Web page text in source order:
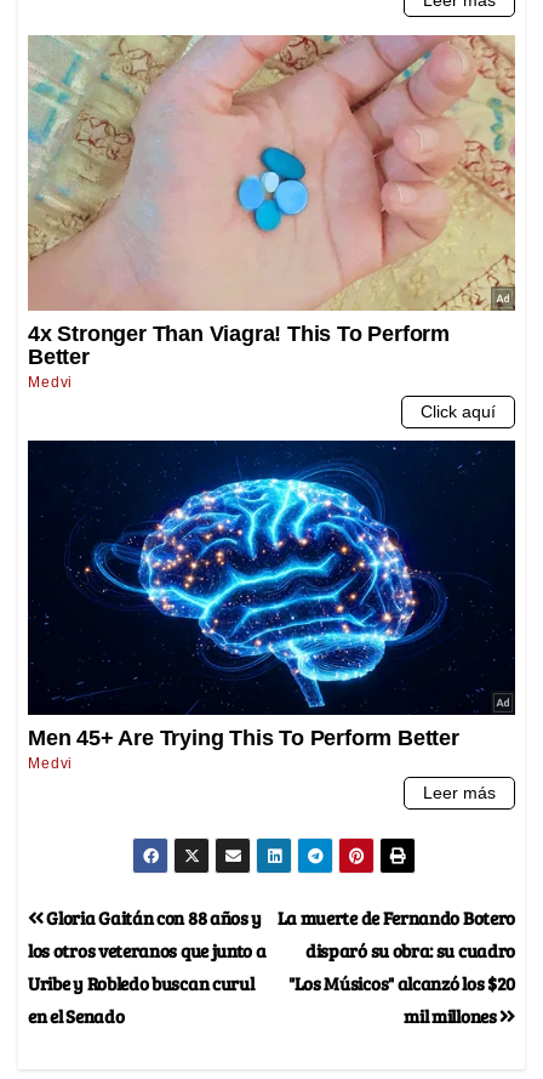
La muerte de Fernando Botero
disparó su obra: su cuadro
"Los Músicos" alcanzó los $20
mil millones
Gloria Gaitán con 88 años y
los otros veteranos que junto a
Uribe y Robledo buscan curul
en el Senado